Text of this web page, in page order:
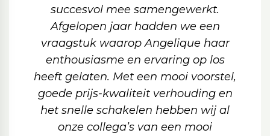
succesvol mee samengewerkt.
Afgelopen jaar hadden we een
vraagstuk waarop Angelique haar
enthousiasme en ervaring op los
heeft gelaten. Met een mooi voorstel,
goede prijs-kwaliteit verhouding en
het snelle schakelen hebben wij al
onze collega’s van een mooi